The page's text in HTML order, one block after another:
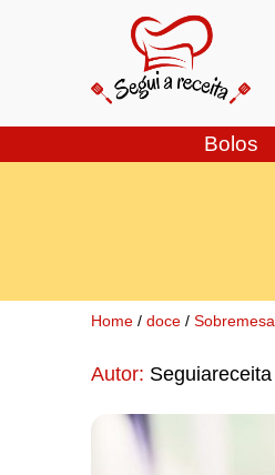
Bolos
Home / doce / Sobremesa
Autor: Seguiareceita